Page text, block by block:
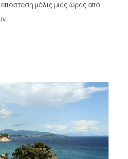
μόλις μιας ώρας από